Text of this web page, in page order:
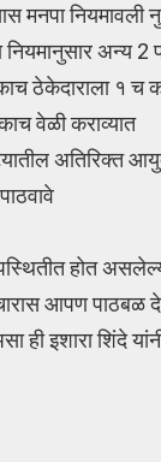
मनपा नियमावली
अन्य 2
ठेकेदाराला १ च
वेळी कराव्यात
अतिरिक्त
होत
आपण पाठबळ
ही इशारा शिंदे